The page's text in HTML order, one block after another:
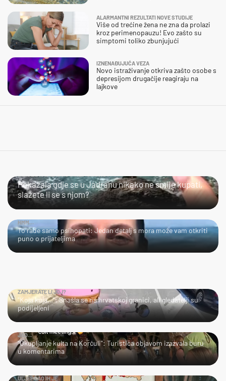
ALARMANTNI REZULTATI NOVE STUDIJE
Više od trećine žena ne zna da prolazi
kroz perimenopauzu! Evo zašto su
simptomi toliko zbunjujući
IZNENAĐUJUĆA VEZA
Novo istraživanje otkriva zašto osobe s
depresijom drugačije reagiraju na
lajkove
Pokazala gdje se u Jadranu nikako ne smije kupati,
slažete li se s njom?
HMM…
To rade samo psihopati: Jedan detalj s mora može vam otkriti
puno o prijateljima
ZAMJERATE LI JOJ?
"Koja kuja…": Snašla se na hrvatskoj granici, ali gledatelji su
podijeljeni
JAO…
"Okupljanje kulta na Korčuli": Turistica objavom izazvala buru
u komentarima
ULJEPŠAO IH JE